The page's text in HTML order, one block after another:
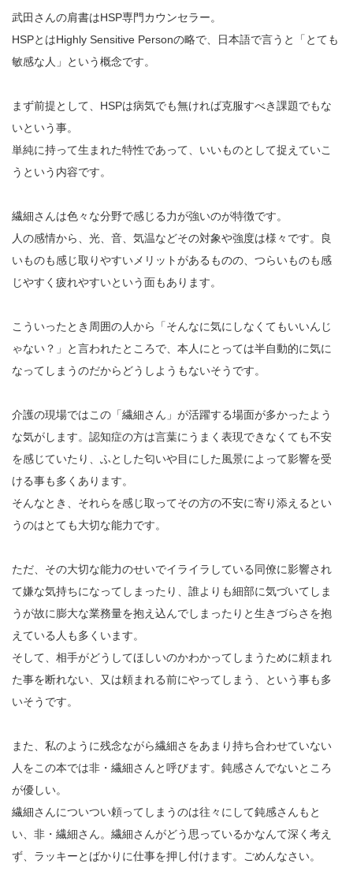
武田さんの肩書はHSP専門カウンセラー。
HSPとはHighly Sensitive Personの略で、日本語で言うと「とても
敏感な人」という概念です。
まず前提として、HSPは病気でも無ければ克服すべき課題でもな
いという事。
単純に持って生まれた特性であって、いいものとして捉えていこ
うという内容です。
繊細さんは色々な分野で感じる力が強いのが特徴です。
人の感情から、光、音、気温などその対象や強度は様々です。良
いものも感じ取りやすいメリットがあるものの、つらいものも感
じやすく疲れやすいという面もあります。
こういったとき周囲の人から「そんなに気にしなくてもいいんじ
ゃない？」と言われたところで、本人にとっては半自動的に気に
なってしまうのだからどうしようもないそうです。
介護の現場ではこの「繊細さん」が活躍する場面が多かったよう
な気がします。認知症の方は言葉にうまく表現できなくても不安
を感じていたり、ふとした匂いや目にした風景によって影響を受
ける事も多くあります。
そんなとき、それらを感じ取ってその方の不安に寄り添えるとい
うのはとても大切な能力です。
ただ、その大切な能力のせいでイライラしている同僚に影響され
て嫌な気持ちになってしまったり、誰よりも細部に気づいてしま
うが故に膨大な業務量を抱え込んでしまったりと生きづらさを抱
えている人も多くいます。
そして、相手がどうしてほしいのかわかってしまうために頼まれ
た事を断れない、又は頼まれる前にやってしまう、という事も多
いそうです。
また、私のように残念ながら繊細さをあまり持ち合わせていない
人をこの本では非・繊細さんと呼びます。鈍感さんでないところ
が優しい。
繊細さんについつい頼ってしまうのは往々にして鈍感さんもと
い、非・繊細さん。繊細さんがどう思っているかなんて深く考え
ず、ラッキーとばかりに仕事を押し付けます。ごめんなさい。